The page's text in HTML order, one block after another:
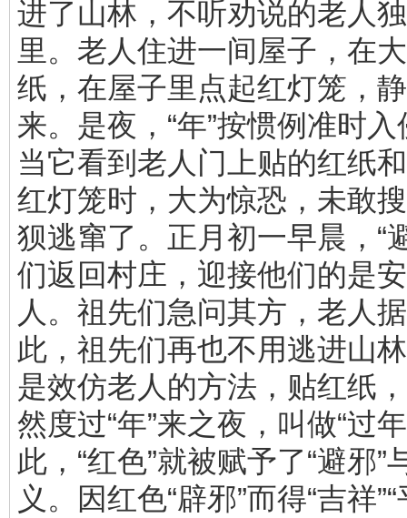
进了山林，不听劝说的老人
里。老人住进一间屋子，在
纸，在屋子里点起红灯笼，静
来。是夜，“年”按惯例准时
当它看到老人门上贴的红纸
红灯笼时，大为惊恐，未敢
狈逃窜了。正月初一早晨，“
们返回村庄，迎接他们的是
人。祖先们急问其方，老人
此，祖先们再也不用逃进山
是效仿老人的方法，贴红纸
然度过“年”来之夜，叫做“过
此，“红色”就被赋予了“避邪”
义。因红色“辟邪”而得“吉祥